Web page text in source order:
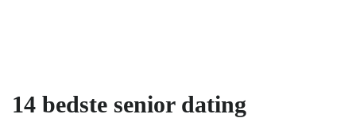
14 bedste senior dating